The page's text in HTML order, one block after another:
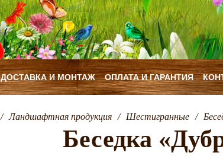
ДОСТАВКА И МОНТАЖ ОПЛАТА И ГАРАНТИЯ
/ Ландшафтная продукция / Шестигранные /
Беседка